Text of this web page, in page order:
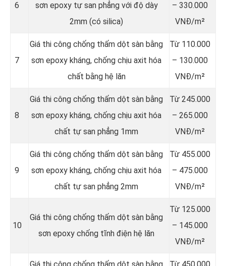
6
sơn epoxy tự san phẳng với độ dày
2mm (có silica)
– 330.000
VNĐ/m²
7
Giá thi công chống thấm dột sàn bằng
sơn epoxy kháng, chống chịu axit hóa
chất bằng hệ lăn
Từ 110.000
– 130.000
VNĐ/m²
8
Giá thi công chống thấm dột sàn bằng
sơn epoxy kháng, chống chịu axit hóa
chất tự san phẳng 1mm
Từ 245.000
– 265.000
VNĐ/m²
9
Giá thi công chống thấm dột sàn bằng
sơn epoxy kháng, chống chịu axit hóa
chất tự san phẳng 2mm
Từ 455.000
– 475.000
VNĐ/m²
10
Giá thi công chống thấm dột sàn bằng
sơn epoxy chống tĩnh điện hệ lăn
Từ 125.000
– 145.000
VNĐ/m²
Giá thi công chống thấm dột sàn bằng
Từ 450.000